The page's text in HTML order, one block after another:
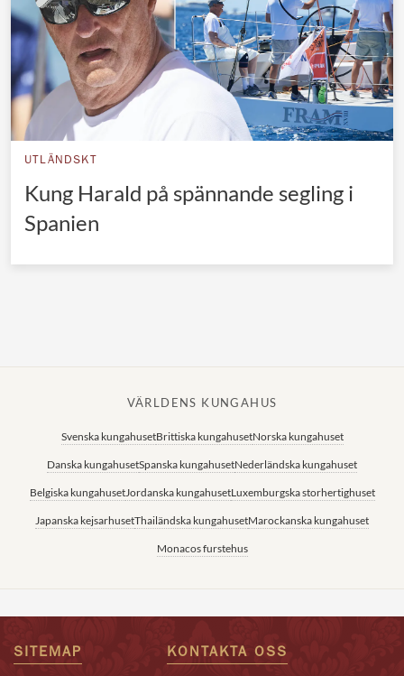
UTLÄNDSKT
Kung Harald på spännande segling i
Spanien
VÄRLDENS KUNGAHUS
Svenska kungahusetBrittiska kungahusetNorska kungahuset
Danska kungahusetSpanska kungahusetNederländska kungahuset
Belgiska kungahusetJordanska kungahusetLuxemburgska storhertighuset
Japanska kejsarhusetThailändska kungahusetMarockanska kungahuset
Monacos furstehus
SITEMAP KONTAKTA OSS